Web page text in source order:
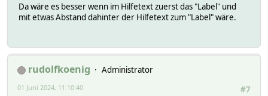
Da wäre es besser wenn im Hilfetext zuerst das "Label" und
mit etwas Abstand dahinter der Hilfetext zum "Label" wäre.
rudolfkoenig
Administrator
#7
01 Juni 2024, 11:10:40